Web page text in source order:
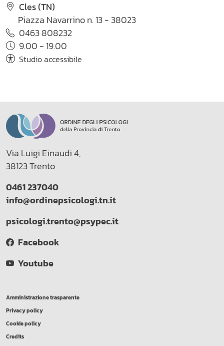
Cles (TN)
Piazza Navarrino n. 13 - 38023
0463 808232
9.00 - 19.00
Studio accessibile
Via Luigi Einaudi 4,
38123 Trento
0461 237040
info@ordinepsicologi.tn.it
psicologi.trento@psypec.it
Facebook
Youtube
Amministrazione trasparente
Privacy policy
Cookie policy
Credits